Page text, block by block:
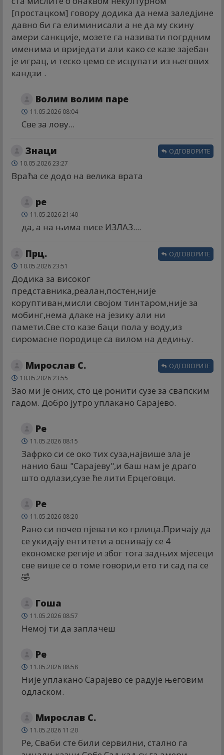
[простацком] говору додика да нема заледјине
давно би га елиминисали а не да му скину
амери санкције, мозете га називати погрдним
именима и вриједати али како се казе зајебан
је играц, и теско цемо се исцупати из његових
кандзи .
Волим волим паре
11.05.2026 08:04
Све за лову...
Знаци
10.05.2026 23:27
Враћа се додо на велика врата
ОДГОВОРИТЕ
ре
11.05.2026 21:40
да, а на њима писе ИЗЛАЗ....
Прц.
10.05.2026 23:51
Додика за високог
представника,реалан,постен,није
коруптиван,мисли својом тинтаром,није за
мобинг,нема длаке на језику али ни
памети.Све сто казе баци пола у воду,из
сиромасне породице са вилом на дедињу.
ОДГОВОРИТЕ
Мирослав С.
10.05.2026 23:55
Зао ми је оних, сто це ронити сузе за свапским
гадом. Добро јутро уплакано Сарајево.
ОДГОВОРИТЕ
Ре
11.05.2026 08:15
Зафрко си се око тих суза,највише зла је
нанио баш "Сарајеву",и баш нам је драго
што одлази,сузе ће лити Ерцеговци.
Ре
11.05.2026 08:20
Рано си почео пјевати ко грлица.Причају да
се укидају ентитети а оснивају се 4
економске регије и због тога задњих мјесеци
све више се о томе говори,и ето ти сад па се
🤣
Гоша
11.05.2026 08:57
Немој ти да заплачеш
Ре
11.05.2026 08:58
Није уплакано Сарајево се радује његовим
одласком.
Мирослав С.
11.05.2026 11:20
Ре, Сваби сте били сервилни, стално га